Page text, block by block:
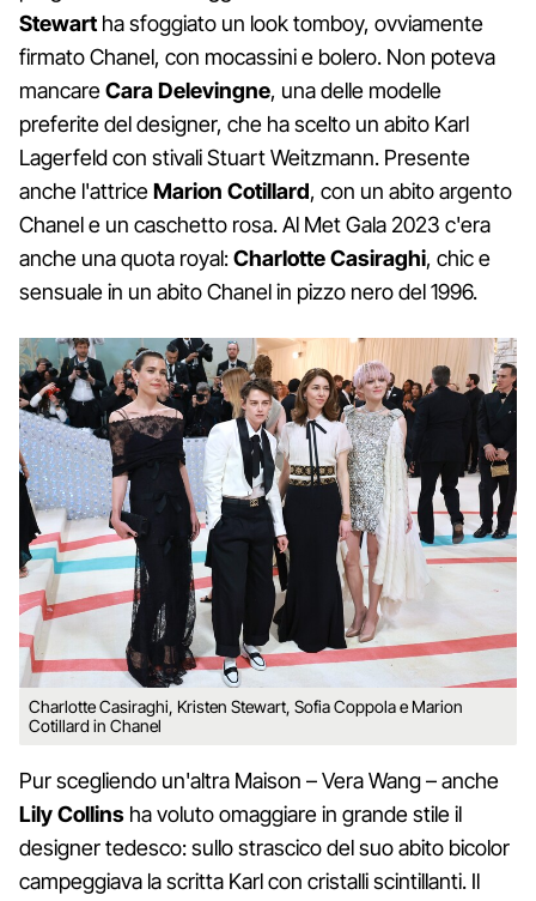
Stewart ha sfoggiato un look tomboy, ovviamente
firmato Chanel, con mocassini e bolero. Non poteva
mancareCara Delevingne, una delle modelle
preferite del designer, che ha scelto un abito Karl
Lagerfeld con stivali Stuart Weitzmann. Presente
anche l'attriceMarion Cotillard, con un abito argento
Chanel e un caschetto rosa. Al Met Gala 2023 c'era
anche una quota royal:Charlotte Casiraghi, chic e
sensuale in un abito Chanel in pizzo nero del 1996.
Charlotte Casiraghi, Kristen Stewart, Sofia Coppola e Marion
Cotillard in Chanel
Pur scegliendo un'altra Maison – Vera Wang – anche
Lily Collins ha voluto omaggiare in grande stile il
designer tedesco: sullo strascico del suo abito bicolor
campeggiava la scritta Karl con cristalli scintillanti. Il